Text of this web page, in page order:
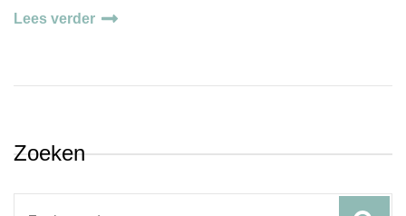
Lees verder
Zoeken